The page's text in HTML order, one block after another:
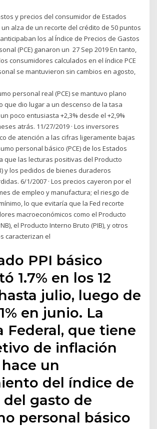
y precios del consumidor de Estados
alza de un recorte del crédito de 50 puntos
los al Índice de Precios de Gastos
(PCE) ganaron un 27 Sep 2019 En tanto,
consumidores calculados en el índice PCE
se mantuvieron sin cambios en agosto,
personal real (PCE) se mantuvo plano
que dio lugar a un descenso de la tasa
poco entusiasta +2,3% desde el +2,9%
atrás. 11/27/2019 · Los inversores
de atención a las cifras ligeramente bajas
personal básico (PCE) de los Estados
que las lecturas positivas del Producto
y los pedidos de bienes duraderos
6/1/2007 · Los precios cayeron por el
de empleo y manufactura; el riesgo de
lo que evitaría que la Fed recorte
macroeconómicos como el Producto
el Producto Interno Bruto (PIB), y otros
caracterizan el
PPI básico
1.7% en los 12
julio, luego de
en junio. La
Federal, que tiene
de inflación
un
del índice de
del gasto de
personal básico